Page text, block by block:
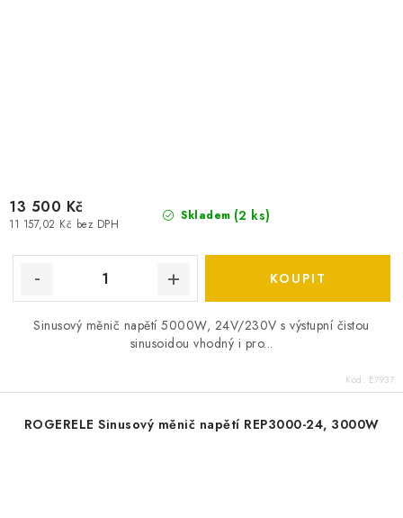
Skladem (2 ks)
11 157,02 Kč bez DPH
13 500 Kč
Sinusový měnič napětí 5000W, 24V/230V s výstupní čistou
sinusoidou vhodný i pro...
Kód: E7937
ROGERELE Sinusový měnič napětí REP3000-24, 3000W